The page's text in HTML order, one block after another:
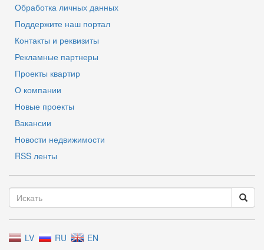
Обработка личных данных
Поддержите наш портал
Контакты и реквизиты
Рекламные партнеры
Проекты квартир
О компании
Новые проекты
Вакансии
Новости недвижимости
RSS ленты
LV RU EN